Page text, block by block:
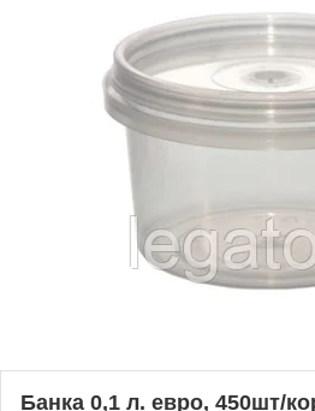
Банка 0,1 л. евро, 450шт/